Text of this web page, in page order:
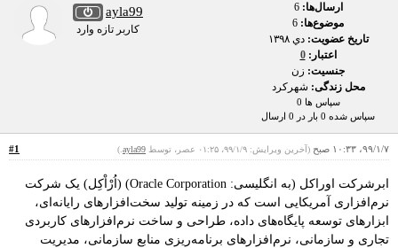
ayla99
کاربر تازه وارد
ارسال‌ها:6
موضوع‌ها:
تاریخ عضویت:دي ۱۳۹۸
اعتبار:0
جنسیت: زن
محل زندگی: شهرکرد
سپاس ها 0
سپاس شده 0 بار در 0 ارسال
#1 ۹۹/۱/۷، ۱۰:۳۳ صبح (آخرین ویرایش: ۹۹/۱/۹، ۰۱:۲۵ عصر، توسط ayla99
.)
ابرشرکت اوراکل (به انگلیسی: Oracle Corporation) (اُرْاْکِل) یک شرکت
نرم‌افزاری آمریکایی است که در زمینه تولید سخت‌افزارهای رایانه‌ای،
ابزارهای توسعه پایگاه‌های داده، طراحی و ساخت نرم‌افزارهای کاربردی
تجاری و سازمانی، نرم‌افزارهای برنامه‌ریزی منابع سازمانی، مدیریت